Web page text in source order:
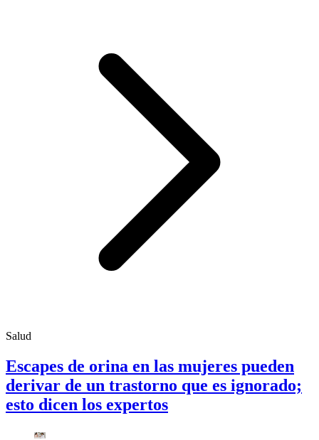
Salud
Escapes de orina en las mujeres pueden
derivar de un trastorno que es ignorado;
esto dicen los expertos